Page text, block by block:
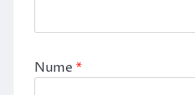
Nume *